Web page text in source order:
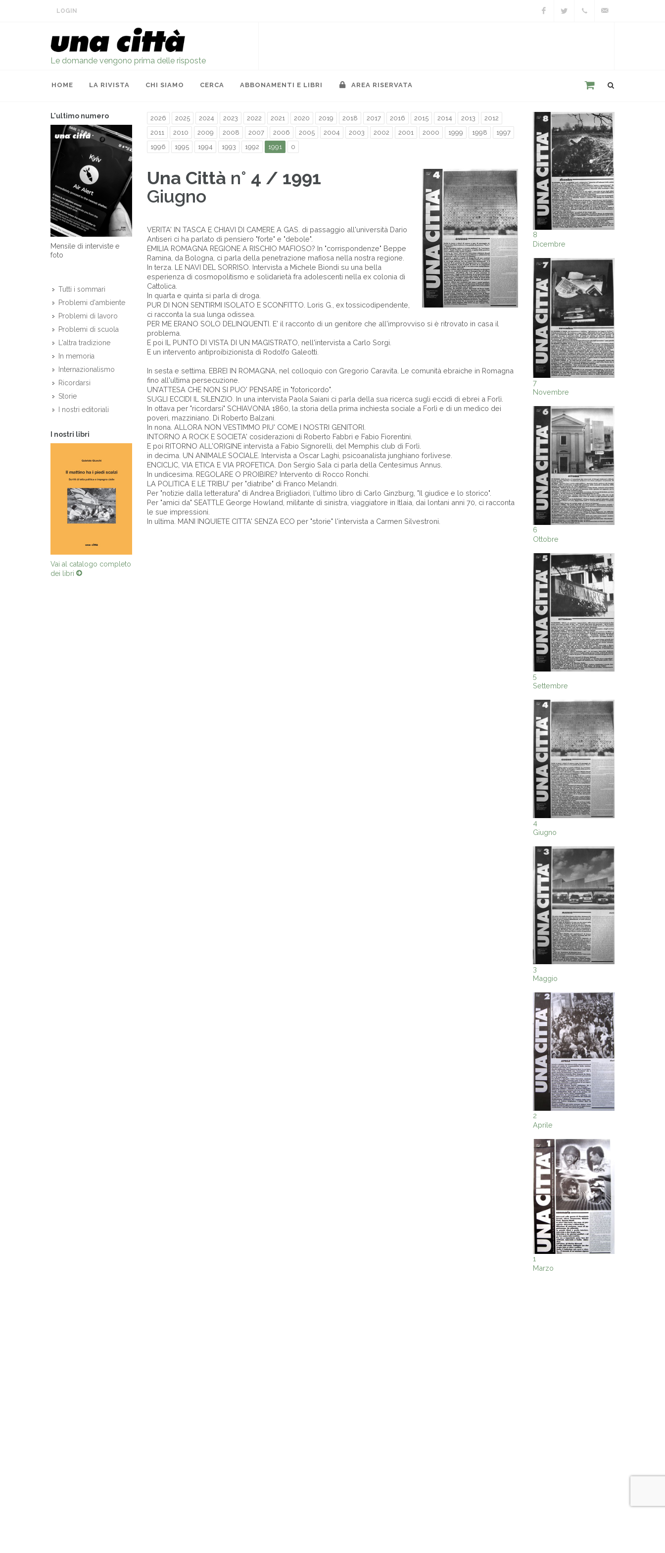
LOGIN
Le domande vengono prima delle risposte
HOME LA RIVISTA CHI SIAMO CERCA ABBONAMENTI E LIBRI AREA RISERVATA
L'ultimo numero
Mensile di interviste e
foto
Tutti i sommari
Problemi d'ambiente
Problemi di lavoro
Problemi di scuola
L'altra tradizione
In memoria
Internazionalismo
Ricordarsi
Storie
I nostri editoriali
I nostri libri
Vai al catalogo completo
dei libri
2026 2025 2024 2023 2022 2021 2020 2019 2018 2017 2016 2015 2014 2013
2012
2011
2010 2009 2008 2007 2006 2005 2004 2003 2002 2001 2000 1999 1998
1997
1996
1995 1994 1993 1992 1991 0
Una Città n° 4 / 1991
Giugno
VERITA' IN TASCA E CHIAVI DI CAMERE A GAS. di passaggio all'università Dario
Antiseri ci ha parlato di pensiero "forte" e "debole".
EMILIA ROMAGNA REGIONE A RISCHIO MAFIOSO? In "corrispondenze" Beppe
Ramina, da Bologna, ci parla della penetrazione mafiosa nella nostra regione.
In terza. LE NAVI DEL SORRISO. Intervista a Michele Biondi su una bella
esperienza di cosmopolitismo e solidarietà fra adolescenti nella ex colonia di
Cattolica.
In quarta e quinta si parla di droga.
PUR DI NON SENTIRMI ISOLATO E SCONFITTO. Loris G., ex tossicodipendente,
ci racconta la sua lunga odissea.
PER ME ERANO SOLO DELINQUENTI. E' il racconto di un genitore che all'improvviso si è ritrovato in casa il
problema.
E poi IL PUNTO DI VISTA DI UN MAGISTRATO, nell'intervista a Carlo Sorgi.
E un intervento antiproibizionista di Rodolfo Galeotti.
In sesta e settima. EBREI IN ROMAGNA, nel colloquio con Gregorio Caravita. Le comunità ebraiche in Romagna
fino all'ultima persecuzione.
UN'ATTESA CHE NON SI PUO' PENSARE in "fotoricordo".
SUGLI ECCIDI IL SILENZIO. In una intervista Paola Saiani ci parla della sua ricerca sugli eccidi di ebrei a Forlì.
In ottava per "ricordarsi" SCHIAVONIA 1860, la storia della prima inchiesta sociale a Forlì e di un medico dei
poveri, mazziniano. Di Roberto Balzani.
In nona. ALLORA NON VESTIMMO PIU' COME I NOSTRI GENITORI.
INTORNO A ROCK E SOCIETA' cosiderazioni di Roberto Fabbri e Fabio Fiorentini.
E poi RITORNO ALL'ORIGINE intervista a Fabio Signorelli, del Memphis club di Forlì.
in decima. UN ANIMALE SOCIALE. Intervista a Oscar Laghi, psicoanalista junghiano forlivese.
ENCICLIC, VIA ETICA E VIA PROFETICA. Don Sergio Sala ci parla della Centesimus Annus.
In undicesima. REGOLARE O PROIBIRE? Intervento di Rocco Ronchi.
LA POLITICA E LE TRIBU' per "diatribe" di Franco Melandri.
Per "notizie dalla letteratura" di Andrea Brigliadori, l'ultimo libro di Carlo Ginzburg, "Il giudice e lo storico".
Per "amici da" SEATTLE George Howland, militante di sinistra, viaggiatore in Itlaia, dai lontani anni 70, ci racconta
le sue impressioni.
In ultima. MANI INQUIETE CITTA' SENZA ECO per "storie" l'intervista a Carmen Silvestroni.
8
Dicembre
7
Novembre
6
Ottobre
5
Settembre
4
Giugno
3
Maggio
2
Aprile
1
Marzo